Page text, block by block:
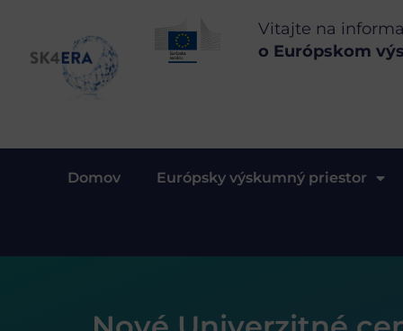
Vitajte na
o Európskom
Domov Európsky výskumný priestor